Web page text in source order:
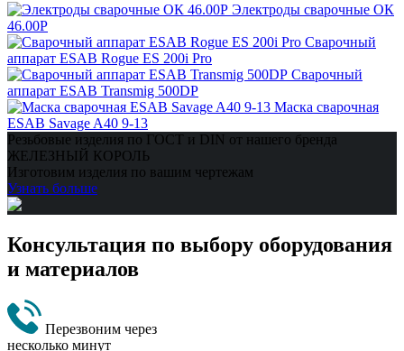
Электроды сварочные ОК
46.00Р
Сварочный
аппарат ESAB Rogue ES 200i Pro
Сварочный
аппарат ESAB Transmig 500DP
Маска сварочная
ESAB Savage A40 9-13
Резьбовые изделия по ГОСТ и DIN от нашего бренда
ЖЕЛЕЗНЫЙ КОРОЛЬ
Изготовим изделия по вашим чертежам
Узнать больше
Консультация по выбору оборудования
и материалов
Перезвоним через
несколько минут